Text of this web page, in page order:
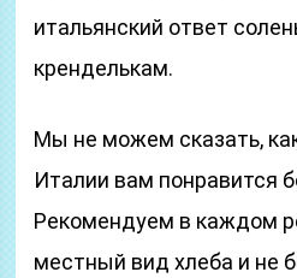
итальянский ответ
кренделькам.
Мы не можем сказать,
Италии вам понравится
Рекомендуем в каждом
местный вид хлеба и не